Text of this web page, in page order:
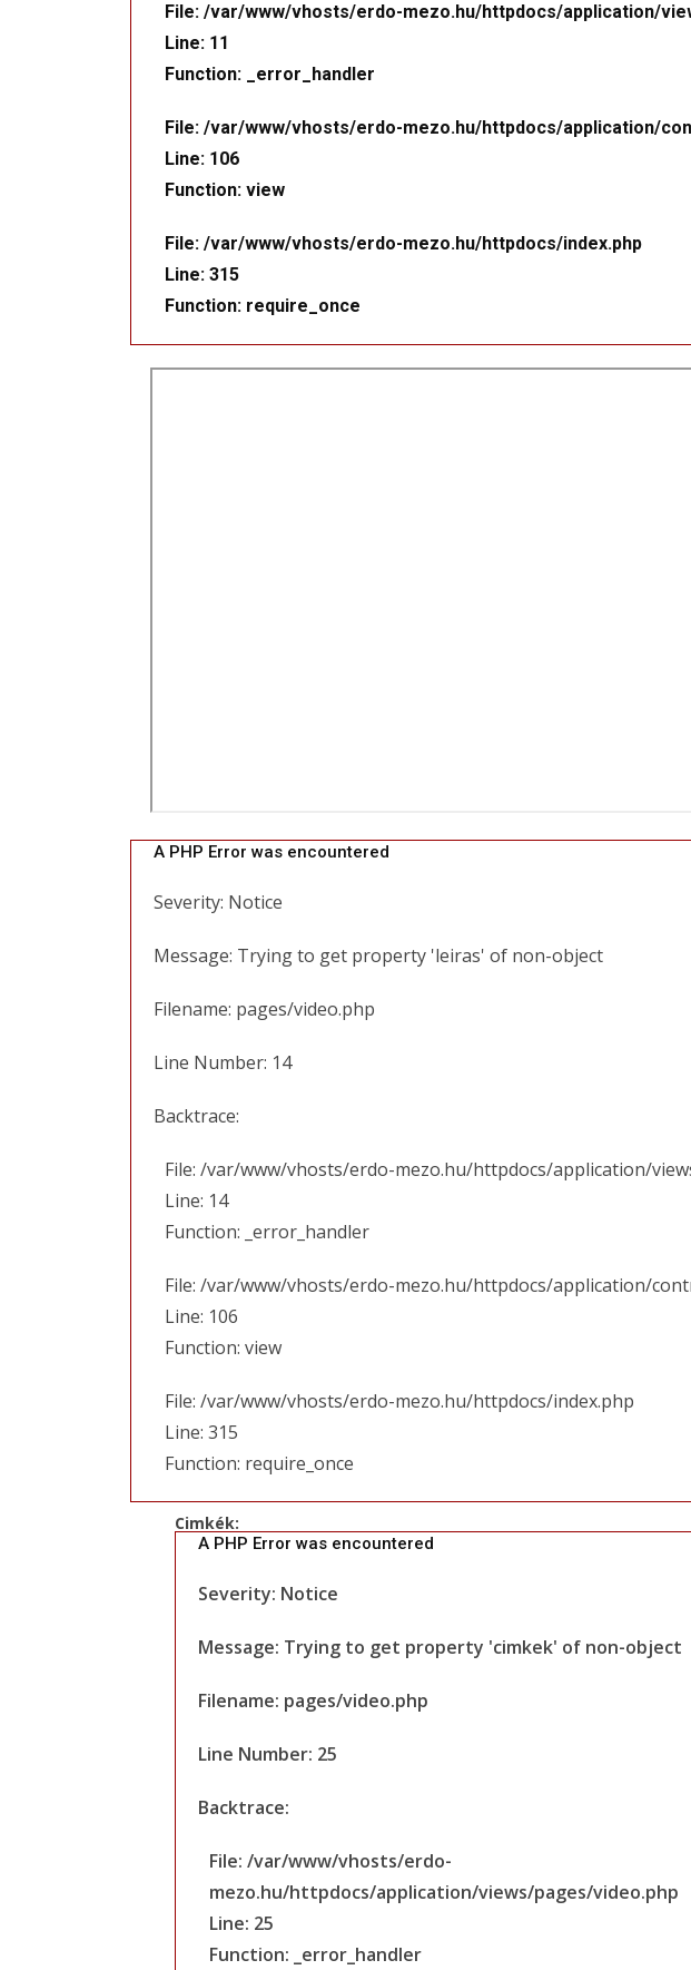
File: /var/www/vhosts/erdo-mezo.hu/httpdocs/application/
Line: 11
Function: _error_handler
File: /var/www/vhosts/erdo-mezo.hu/httpdocs/application/
Line: 106
Function: view
File: /var/www/vhosts/erdo-mezo.hu/httpdocs/index.php
Line: 315
Function: require_once
A PHP Error was encountered
Severity: Notice
Message: Trying to get property 'leiras' of non-object
Filename: pages/video.php
Line Number: 14
Backtrace:
File: /var/www/vhosts/erdo-mezo.hu/httpdocs/application/
Line: 14
Function: _error_handler
File: /var/www/vhosts/erdo-mezo.hu/httpdocs/application/
Line: 106
Function: view
File: /var/www/vhosts/erdo-mezo.hu/httpdocs/index.php
Line: 315
Function: require_once
Cimkék:
A PHP Error was encountered
Severity: Notice
Message: Trying to get property 'cimkek' of non-object
Filename: pages/video.php
Line Number: 25
Backtrace:
File: /var/www/vhosts/erdo-
mezo.hu/httpdocs/application/views/pages/video.php
Line: 25
Function: _error_handler